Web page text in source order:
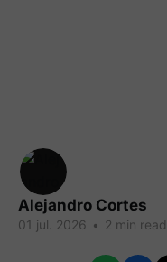
Alejandro Cortes
01 jul. 2026 • 2 min read